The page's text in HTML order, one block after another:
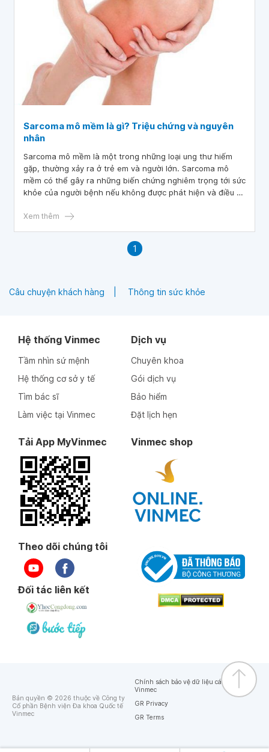
Sarcoma mô mềm là gì? Triệu chứng và nguyên
nhân
Sarcoma mô mềm là một trong những loại ung thư hiếm
gặp, thường xảy ra ở trẻ em và người lớn. Sarcoma mô
mềm có thể gây ra những biến chứng nghiêm trọng tới sức
khỏe của người bệnh nếu không được phát hiện và điều trị
Xem thêm
1
Câu chuyện khách hàng Thông tin sức khỏe
Hệ thống Vinmec
Tầm nhìn sứ mệnh
Hệ thống cơ sở y tế
Tìm bác sĩ
Làm việc tại Vinmec
Dịch vụ
Chuyên khoa
Gói dịch vụ
Bảo hiểm
Đặt lịch hẹn
Tải App MyVinmec Vinmec shop
Theo dõi chúng tôi
Đối tác liên kết
Bản quyền © 2026 thuộc về Công ty
Cổ phần Bệnh viện Đa khoa Quốc tế
Vinmec
Chính sách bảo vệ dữ liệu cá nhân của
Vinmec
GR Privacy
GR Terms